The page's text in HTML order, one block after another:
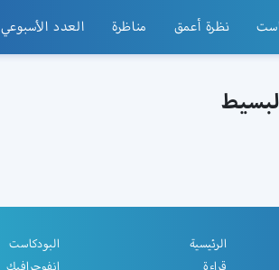
نظرة أعمق مناظرة العدد الأسبوعي
الرئيسية
قراءة
البودكاست
إنفوجرافيك